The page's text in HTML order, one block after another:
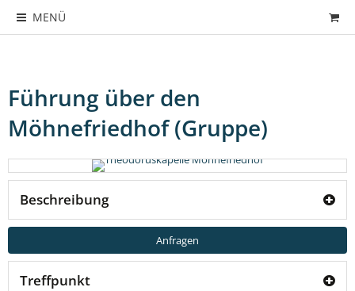
MENÜ
Führung über den
Möhnefriedhof (Gruppe)
Beschreibung
Anfragen
Treffpunkt